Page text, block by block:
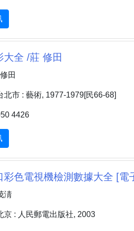
大全 /莊 修田
田
北市 : 藝術, 1977-1979[民66-68]
4426
彩色電視機檢測數據大全 [電
淸
京 : 人民郵電出版社, 2003